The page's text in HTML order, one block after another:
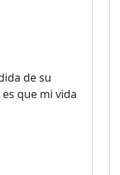
de su
que mi vida